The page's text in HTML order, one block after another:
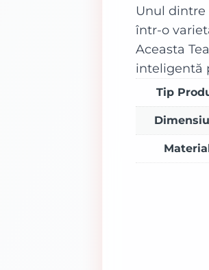
Unul dintre
într-o
Aceasta
inteligentă
Tip